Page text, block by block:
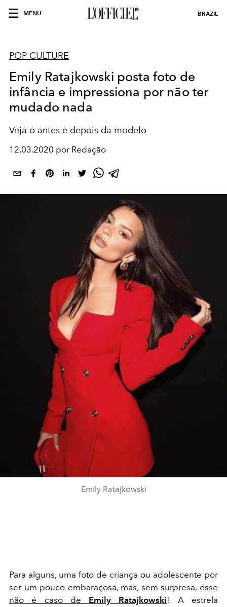
MENU BRAZIL
POP CULTURE
Emily Ratajkowski posta foto de
infância e impressiona por não ter
mudado nada
Veja o antes e depois da modelo
12.03.2020 por Redação
Emily Ratajkowski
Para alguns, uma foto de criança ou adolescente por
ser um pouco embaraçosa, mas, sem surpresa, esse
não é caso de Emily Ratajkowski! A estrela